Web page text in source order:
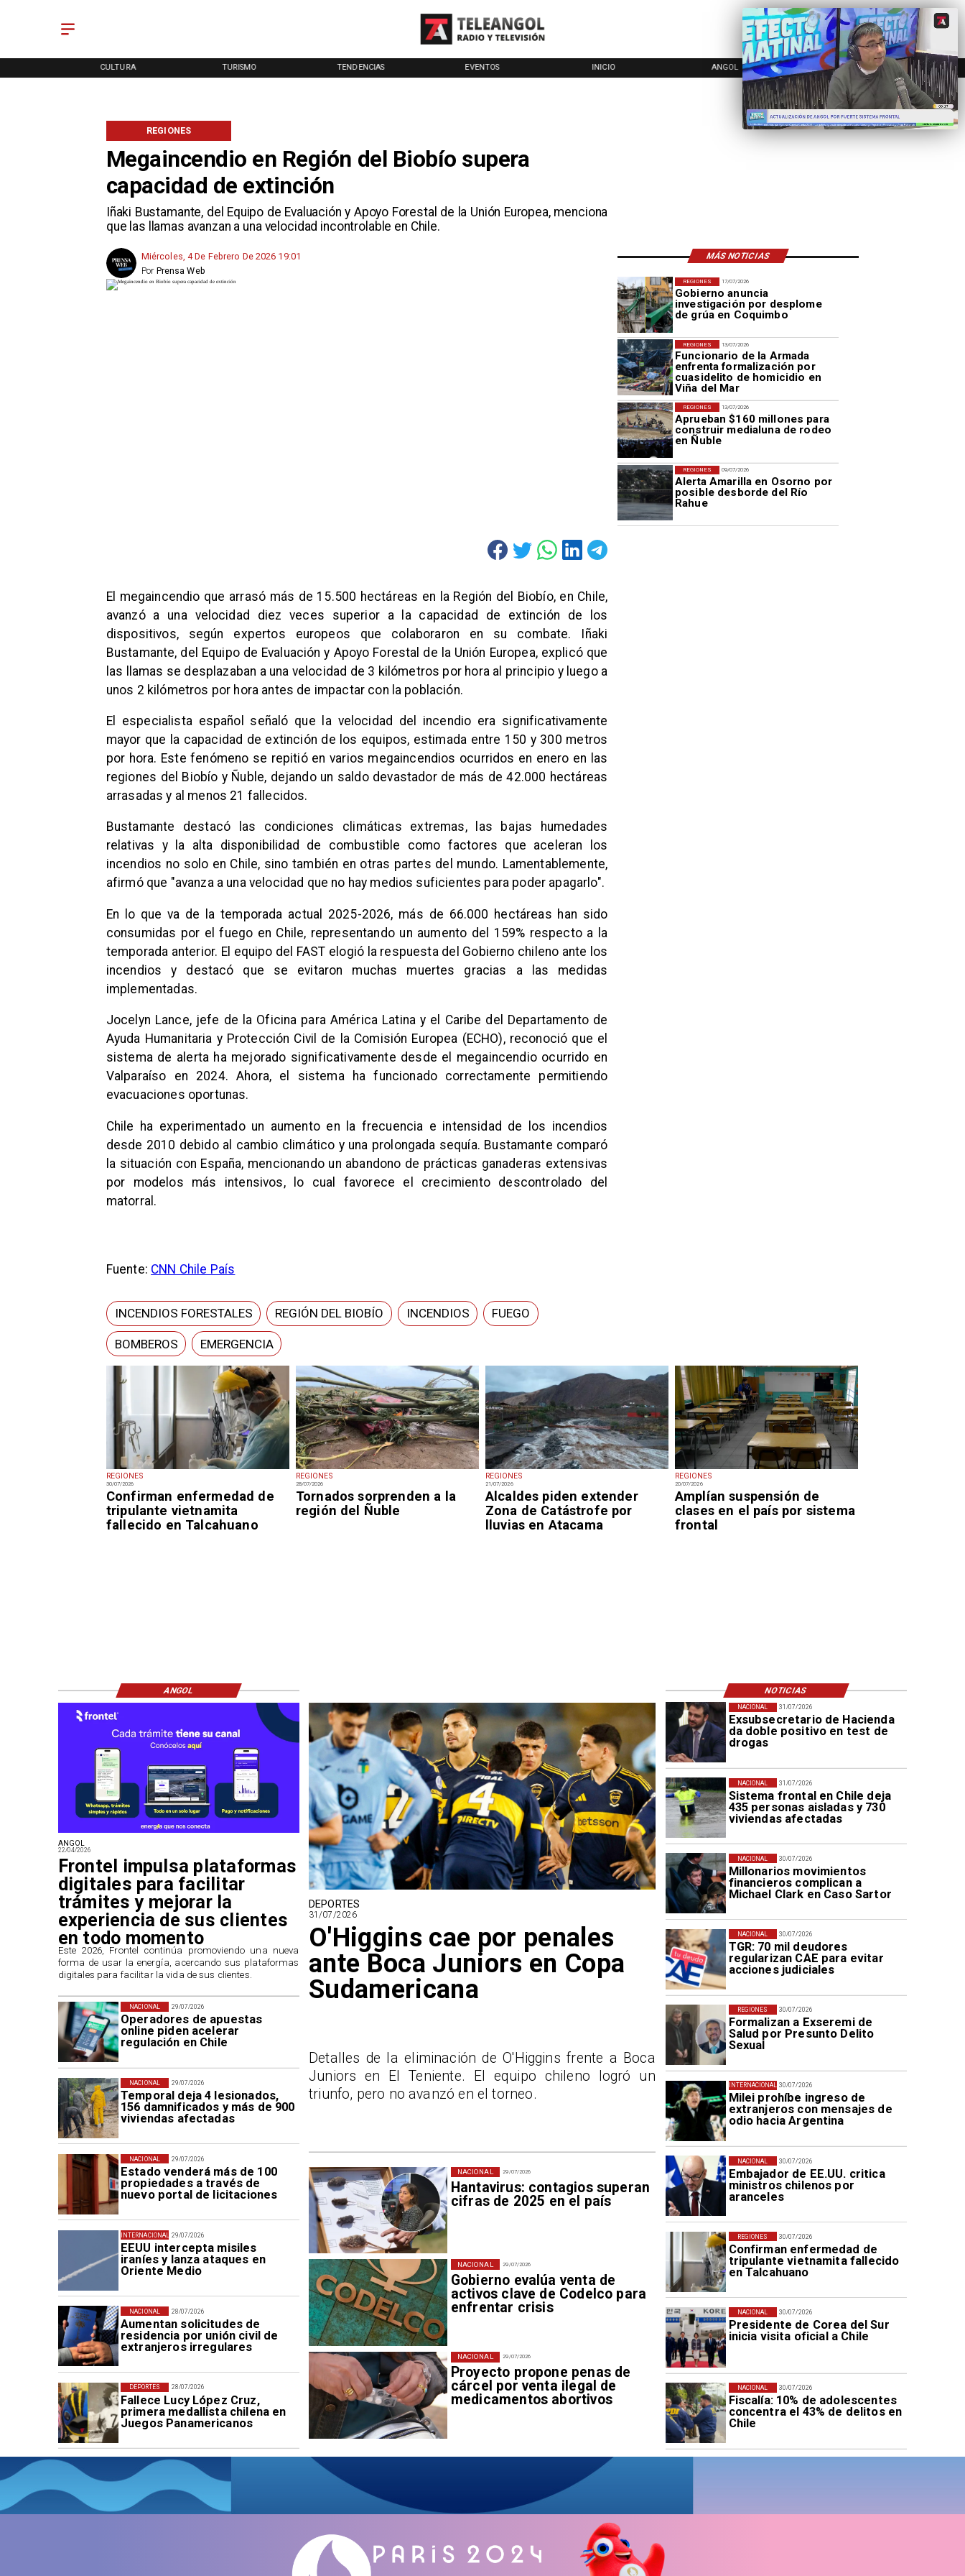
CULTURA TURISMO TENDENCIAS EVENTOS INICIO ANGOL REGIONAL
Megaincendio en Región del Biobío supera
capacidad de extinción
Iñaki Bustamante, del Equipo de Evaluación y Apoyo Forestal de la Unión Europea, menciona
que las llamas avanzan a una velocidad incontrolable en Chile.
REGIONES
MÁS NOTICIAS
Miércoles, 4 De Febrero De 2026 19:01
Prensa Web
Por
REGIONES
30/07/2026
Confirman enfermedad de
tripulante vietnamita
fallecido en Talcahuano
REGIONES
28/07/2026
Tornados sorprenden a la
región del Ñuble
REGIONES
21/07/2026
Alcaldes piden extender
Zona de Catástrofe por
lluvias en Atacama
REGIONES
20/07/2026
Amplían suspensión de
clases en el país por sistema
frontal
17/07/2026
Gobierno anuncia
investigación por desplome
de grúa en Coquimbo
REGIONES
13/07/2026
Funcionario de la Armada
enfrenta formalización por
cuasidelito de homicidio en
Viña del Mar
REGIONES
13/07/2026
Aprueban $160 millones para
construir medialuna de rodeo
en Ñuble
REGIONES
09/07/2026
Alerta Amarilla en Osorno por
posible desborde del Río
Rahue
REGIONES
El megaincendio que arrasó más de 15.500 hectáreas en la Región del Biobío, en Chile,
avanzó a una velocidad diez veces superior a la capacidad de extinción de los
dispositivos, según expertos europeos que colaboraron en su combate. Iñaki
Bustamante, del Equipo de Evaluación y Apoyo Forestal de la Unión Europea, explicó que
las llamas se desplazaban a una velocidad de 3 kilómetros por hora al principio y luego a
unos 2 kilómetros por hora antes de impactar con la población.
El especialista español señaló que la velocidad del incendio era significativamente
mayor que la capacidad de extinción de los equipos, estimada entre 150 y 300 metros
por hora. Este fenómeno se repitió en varios megaincendios ocurridos en enero en las
regiones del Biobío y Ñuble, dejando un saldo devastador de más de 42.000 hectáreas
arrasadas y al menos 21 fallecidos.
Bustamante destacó las condiciones climáticas extremas, las bajas humedades
relativas y la alta disponibilidad de combustible como factores que aceleran los
incendios no solo en Chile, sino también en otras partes del mundo. Lamentablemente,
afirmó que "avanza a una velocidad que no hay medios suficientes para poder apagarlo".
En lo que va de la temporada actual 2025-2026, más de 66.000 hectáreas han sido
consumidas por el fuego en Chile, representando un aumento del 159% respecto a la
temporada anterior. El equipo del FAST elogió la respuesta del Gobierno chileno ante los
incendios y destacó que se evitaron muchas muertes gracias a las medidas
implementadas.
Jocelyn Lance, jefe de la Oficina para América Latina y el Caribe del Departamento de
Ayuda Humanitaria y Protección Civil de la Comisión Europea (ECHO), reconoció que el
sistema de alerta ha mejorado significativamente desde el megaincendio ocurrido en
Valparaíso en 2024. Ahora, el sistema ha funcionado correctamente permitiendo
evacuaciones oportunas.
Chile ha experimentado un aumento en la frecuencia e intensidad de los incendios
desde 2010 debido al cambio climático y una prolongada sequía. Bustamante comparó
la situación con España, mencionando un abandono de prácticas ganaderas extensivas
por modelos más intensivos, lo cual favorece el crecimiento descontrolado del
matorral.
Fuente: CNN Chile País
INCENDIOS FORESTALES REGIÓN DEL BIOBÍO INCENDIOS FUEGO
BOMBEROS EMERGENCIA
31/07/2026
Exsubsecretario de Hacienda
da doble positivo en test de
drogas
NACIONAL
31/07/2026
Sistema frontal en Chile deja
435 personas aisladas y 730
viviendas afectadas
NACIONAL
30/07/2026
Millonarios movimientos
financieros complican a
Michael Clark en Caso Sartor
NACIONAL
30/07/2026
TGR: 70 mil deudores
regularizan CAE para evitar
acciones judiciales
NACIONAL
30/07/2026
Formalizan a Exseremi de
Salud por Presunto Delito
Sexual
REGIONES
30/07/2026
Milei prohíbe ingreso de
extranjeros con mensajes de
odio hacia Argentina
INTERNACIONAL
30/07/2026
Embajador de EE.UU. critica
ministros chilenos por
aranceles
NACIONAL
30/07/2026
Confirman enfermedad de
tripulante vietnamita fallecido
en Talcahuano
REGIONES
30/07/2026
Presidente de Corea del Sur
inicia visita oficial a Chile
NACIONAL
30/07/2026
Fiscalía: 10% de adolescentes
concentra el 43% de delitos en
Chile
NACIONAL
29/07/2026
Operadores de apuestas
online piden acelerar
regulación en Chile
NACIONAL
29/07/2026
Temporal deja 4 lesionados,
156 damnificados y más de 900
viviendas afectadas
NACIONAL
29/07/2026
Estado venderá más de 100
propiedades a través de
nuevo portal de licitaciones
NACIONAL
29/07/2026
EEUU intercepta misiles
iraníes y lanza ataques en
Oriente Medio
INTERNACIONAL
28/07/2026
Aumentan solicitudes de
residencia por unión civil de
extranjeros irregulares
NACIONAL
28/07/2026
Fallece Lucy López Cruz,
primera medallista chilena en
Juegos Panamericanos
DEPORTES
29/07/2026
Hantavirus: contagios superan
cifras de 2025 en el país
NACIONAL
29/07/2026
Gobierno evalúa venta de
activos clave de Codelco para
enfrentar crisis
NACIONAL
29/07/2026
Proyecto propone penas de
cárcel por venta ilegal de
medicamentos abortivos
NACIONAL
ANGOL
22/04/2026
Frontel impulsa plataformas
digitales para facilitar
trámites y mejorar la
experiencia de sus clientes
en todo momento
​Este 2026, Frontel continúa promoviendo una nueva
forma de usar la energía, acercando sus plataformas
digitales para facilitar la vida de sus clientes.
DEPORTES
31/07/2026
O'Higgins cae por penales
ante Boca Juniors en Copa
Sudamericana
Detalles de la eliminación de O'Higgins frente a Boca
Juniors en El Teniente. El equipo chileno logró un
triunfo, pero no avanzó en el torneo.
ANGOL NOTICIAS